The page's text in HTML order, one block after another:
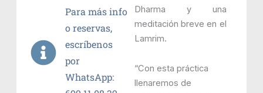
Para más info
o reservas,
escríbenos
por
WhatsApp:
Dharma y una
meditación breve en el
Lamrim.
“Con esta práctica
llenaremos de